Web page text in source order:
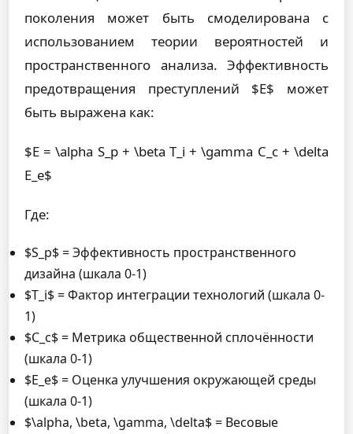
поколения может быть смоделирована с
использованием теории вероятностей и
пространственного анализа. Эффективность
предотвращения преступлений $E$ может
быть выражена как:
$E = \alpha S_p + \beta T_i + \gamma C_c + \delta
E_e$
Где:
$S_p$ = Эффективность пространственного
дизайна (шкала 0-1)
$T_i$ = Фактор интеграции технологий (шкала 0-
1)
$C_c$ = Метрика общественной сплочённости
(шкала 0-1)
$E_e$ = Оценка улучшения окружающей среды
(шкала 0-1)
$\alpha, \beta, \gamma, \delta$ = Весовые